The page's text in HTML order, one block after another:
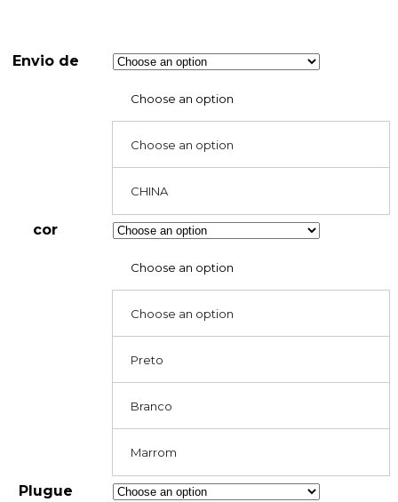
Envio de
Choose an option
Choose an option
CHINA
cor
Choose an option
Choose an option
Preto
Branco
Marrom
Plugue